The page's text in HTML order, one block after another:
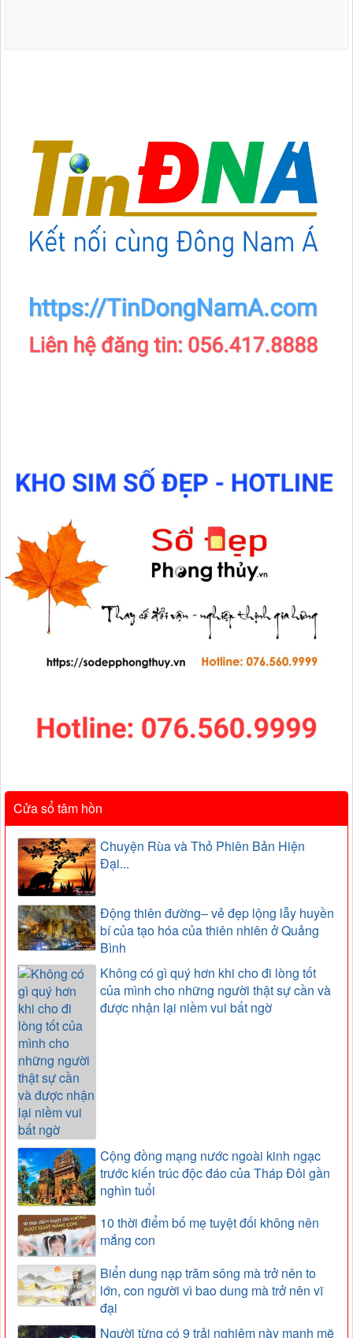
Cửa sổ tâm hồn
Chuyện Rùa và Thỏ Phiên Bản Hiện
Đại...
Động thiên đường– vẻ đẹp lộng lẫy huyền
bí của tạo hóa của thiên nhiên ở Quảng
Bình
Không có gì quý hơn khi cho đi lòng tốt
của mình cho những người thật sự cần và
được nhận lại niềm vui bất ngờ
Cộng đồng mạng nước ngoài kinh ngạc
trước kiến trúc độc đáo của Tháp Đôi gần
nghìn tuổi
10 thời điểm bố mẹ tuyệt đối không nên
mắng con
Biển dung nạp trăm sông mà trở nên to
lớn, con người vì bao dung mà trở nên vĩ
đại
Người từng có 9 trải nghiệm này mạnh mẽ